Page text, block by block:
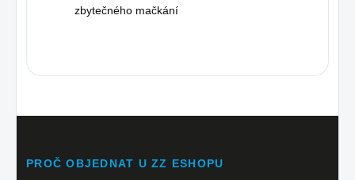
zbytečného mačkání
PROČ OBJEDNAT U ZZ ESHOPU